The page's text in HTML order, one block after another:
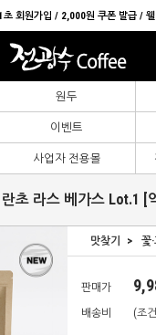
초 회원가입 / 2,000원 쿠폰 발급 /
원두
이벤트
사업자 전용몰
초 라스 베가스 Lot.1 [
맛찾기 꽃
판매가
배송비 (조